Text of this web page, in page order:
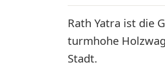
Rath Yatra ist die
turmhohe
Stadt.